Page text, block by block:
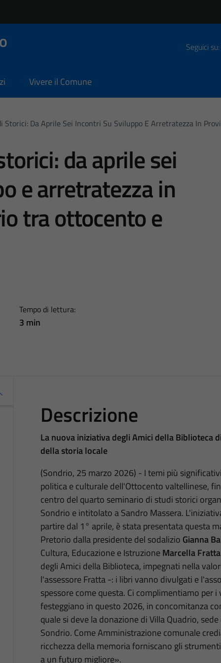
Seguici su:
Vivere il Comune
Storici: Da Aprile Sei Incontri Su Sviluppo E Arretratezza In
da aprile sei
e arretratezza in
tra ottocento e
Tempo di lettura:
3 min
Descrizione
La nuova iniziativa degli Amici della Biblioteca
della storia locale
(Sondrio, 25 marzo 2026) - I temi più
politica e culturale dell'Ottocento valtellinese,
centro del quarto seminario di studi storici
Sondrio e intitolato a Sandro Massera.
partire dal 1° aprile, è stata presentata questa
Pretorio dalla presidente del sodalizio Gianna
Cultura, Educazione e Istruzione Marcella Fratta
degli Amici della Biblioteca, impegnati nella
l'assessore Fratta -: i libri vanno divulgati e
spessore come questa. Ci complimentiamo per
festeggiano in questo 2026, in concomitanza
quale si deve la donazione di Villa Quadrio,
Sondrio. Come Amministrazione comunale
ricchezza della memoria forniscano gli
a un futuro migliore».